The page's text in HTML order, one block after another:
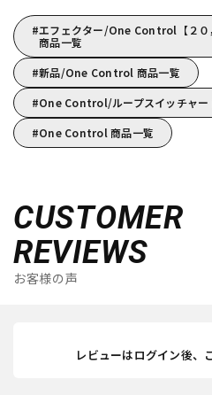
エフェクター/One Control【２０
商品一覧
新品/One Control 商品一覧
One Control/ループスイッチャー
One Control 商品一覧
CUSTOMER
REVIEWS
お客様の声
レビューはログイン後、